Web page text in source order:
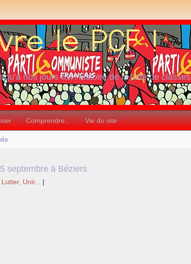
nos jours est l’histoire de la lutte de classes
Comprendre... Vie du site
septembre à Béziers
Lutter, Unir... |